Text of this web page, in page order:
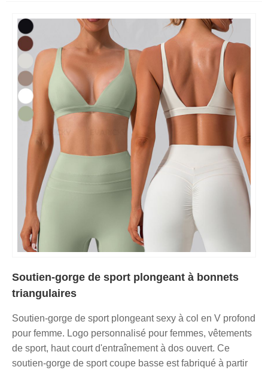
Soutien-gorge de sport plongeant à bonnets
triangulaires
Soutien-gorge de sport plongeant sexy à col en V profond
pour femme. Logo personnalisé pour femmes, vêtements
de sport, haut court d'entraînement à dos ouvert. Ce
soutien-gorge de sport coupe basse est fabriqué à partir